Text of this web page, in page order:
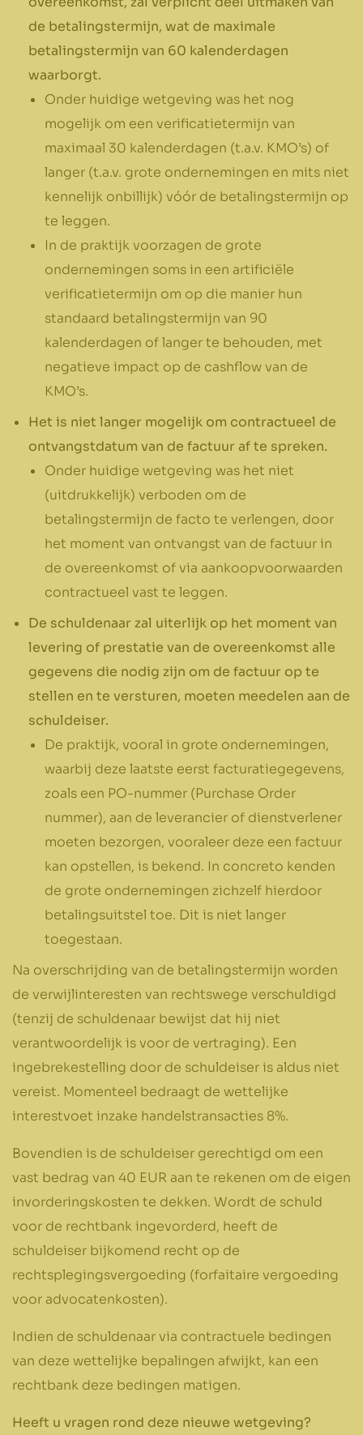
de betalingstermijn, wat de maximale
betalingstermijn van 60 kalenderdagen
waarborgt.
Onder huidige wetgeving was het nog
mogelijk om een verificatietermijn van
maximaal 30 kalenderdagen (t.a.v. KMO’s) of
langer (t.a.v. grote ondernemingen en mits niet
kennelijk onbillijk) vóór de betalingstermijn op
te leggen.
In de praktijk voorzagen de grote
ondernemingen soms in een artificiële
verificatietermijn om op die manier hun
standaard betalingstermijn van 90
kalenderdagen of langer te behouden, met
negatieve impact op de cashflow van de
KMO’s.
Het is niet langer mogelijk om contractueel de
ontvangstdatum van de factuur af te spreken.
Onder huidige wetgeving was het niet
(uitdrukkelijk) verboden om de
betalingstermijn de facto te verlengen, door
het moment van ontvangst van de factuur in
de overeenkomst of via aankoopvoorwaarden
contractueel vast te leggen.
De schuldenaar zal uiterlijk op het moment van
levering of prestatie van de overeenkomst alle
gegevens die nodig zijn om de factuur op te
stellen en te versturen, moeten meedelen aan de
schuldeiser.
De praktijk, vooral in grote ondernemingen,
waarbij deze laatste eerst facturatiegegevens,
zoals een PO-nummer (Purchase Order
nummer), aan de leverancier of dienstverlener
moeten bezorgen, vooraleer deze een factuur
kan opstellen, is bekend. In concreto kenden
de grote ondernemingen zichzelf hierdoor
betalingsuitstel toe. Dit is niet langer
toegestaan.
Na overschrijding van de betalingstermijn worden
de verwijlinteresten van rechtswege verschuldigd
(tenzij de schuldenaar bewijst dat hij niet
verantwoordelijk is voor de vertraging). Een
ingebrekestelling door de schuldeiser is aldus niet
vereist. Momenteel bedraagt de wettelijke
interestvoet inzake handelstransacties 8%.
Bovendien is de schuldeiser gerechtigd om een
vast bedrag van 40 EUR aan te rekenen om de eigen
invorderingskosten te dekken. Wordt de schuld
voor de rechtbank ingevorderd, heeft de
schuldeiser bijkomend recht op de
rechtsplegingsvergoeding (forfaitaire vergoeding
voor advocatenkosten).
Indien de schuldenaar via contractuele bedingen
van deze wettelijke bepalingen afwijkt, kan een
rechtbank deze bedingen matigen.
Heeft u vragen rond deze nieuwe wetgeving?